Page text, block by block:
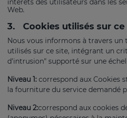
intérêts des utilisateurs dans les
Web.
3. Cookies utilisés sur
Nous vous informons à travers un
utilisés sur ce site, intégrant un
d'intrusion" supporté sur une
Niveau 1: correspond aux Cookies
la fourniture du service demandé
Niveau 2:correspond aux cookies